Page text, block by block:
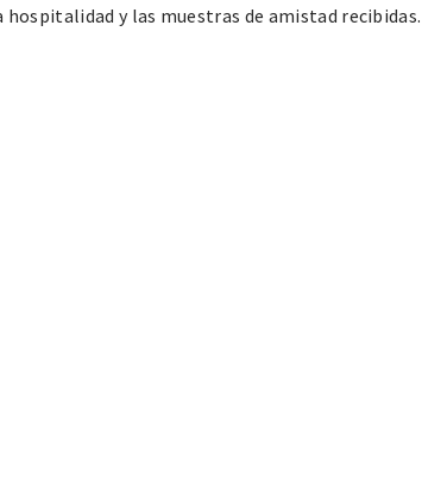
y las muestras de amistad recibidas.